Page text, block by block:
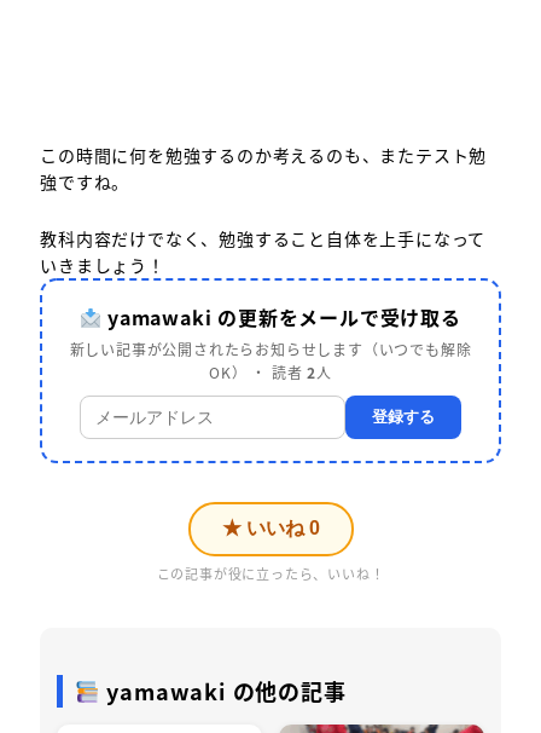
この時間に何を勉強するのか考えるのも、またテスト勉
強ですね。
教科内容だけでなく、勉強すること自体を上手になって
いきましょう！
yamawaki の更新をメールで受け取る
新しい記事が公開されたらお知らせします（いつでも解除
OK） ・ 読者2人
登録する
★ いいね 0
この記事が役に立ったら、いいね！
yamawaki の他の記事